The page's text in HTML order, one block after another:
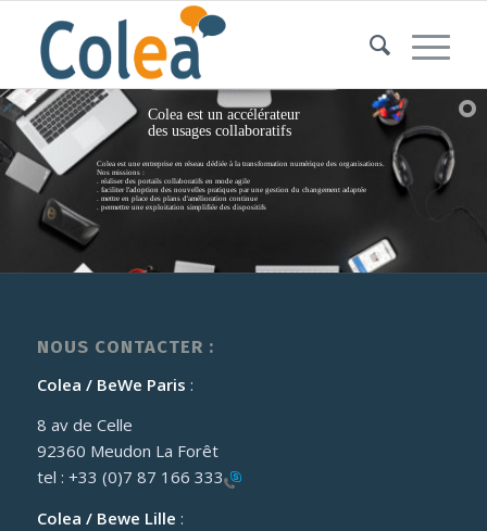
Colea est un accélérateur
des usages collaboratifs
Colea est une entreprise en réseau dédiée à la transformation numérique des organisations.
Nos missions :
. réaliser des portails collaboratifs en mode agile
. faciliter l'adoption des nouvelles pratiques par une gestion du changement adaptée
. mettre en place des plans d'amélioration continue
. permettre une exploitation simplifiée des dispositifs
NOUS CONTACTER :
Colea / BeWe Paris :
8 av de Celle
92360 Meudon La Forêt
tel : +33 (0)7 87 166 333
Colea / Bewe Lille :